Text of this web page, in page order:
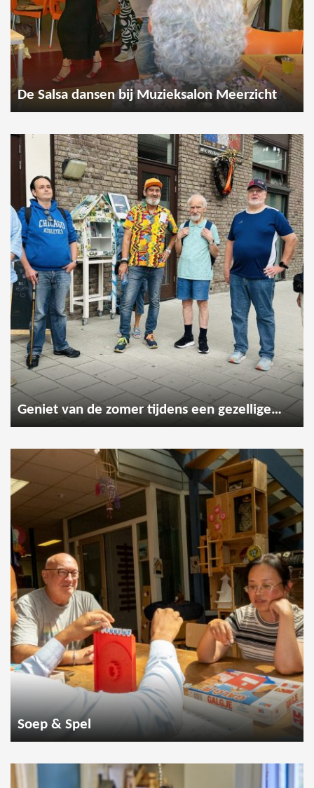
De Salsa dansen bij Muzieksalon Meerzicht
Geniet van de zomer tijdens een gezellige wandeling
Soep & Spel